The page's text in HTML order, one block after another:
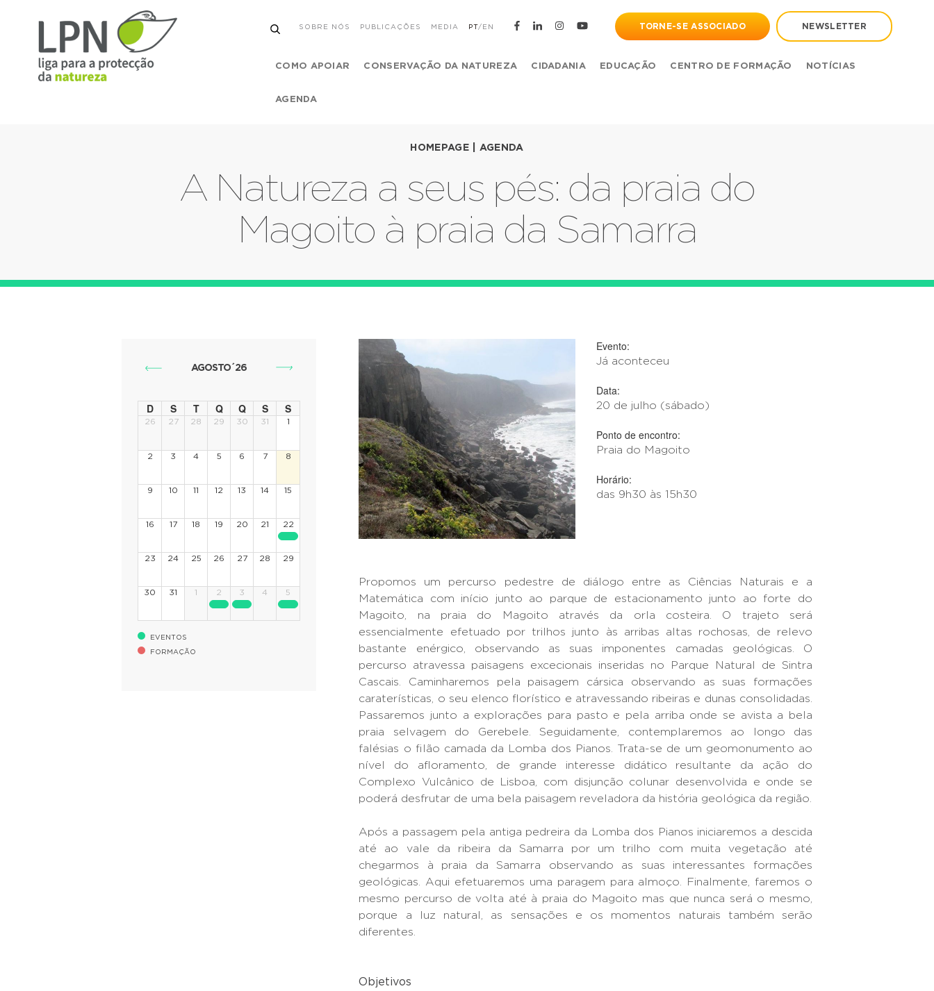
SOBRE NÓS PUBLICAÇÕES MEDIA PT/ EN TORNE-SE ASSOCIADO NEWSLETTER
COMO APOIAR CONSERVAÇÃO DA NATUREZA CIDADANIA EDUCAÇÃO CENTRO DE FORMAÇÃO NOTÍCIAS
AGENDA
HOMEPAGE| AGENDA
A Natureza a seus pés: da praia do
Magoito à praia da Samarra
AGOSTO´26
D S T Q Q S S
26 27 28 29 30 31 1
2 3 4 5 6 7 8
9 10 11 12 13 14 15
16 17 18 19 20 21 22
23 24 25 26 27 28 29
30 31 1 2 3 4 5
EVENTOS
FORMAÇÃO
Evento:
Já aconteceu
Data:
20 de julho (sábado)
Ponto de encontro:
Praia do Magoito
Horário:
das 9h30 às 15h30
Propomos um percurso pedestre de diálogo entre as Ciências Naturais e a
Matemática com início junto ao parque de estacionamento junto ao forte do
Magoito, na praia do Magoito através da orla costeira. O trajeto será
essencialmente efetuado por trilhos junto às arribas altas rochosas, de relevo
bastante enérgico, observando as suas imponentes camadas geológicas. O
percurso atravessa paisagens excecionais inseridas no Parque Natural de Sintra
Cascais. Caminharemos pela paisagem cársica observando as suas formações
caraterísticas, o seu elenco florístico e atravessando ribeiras e dunas consolidadas.
Passaremos junto a explorações para pasto e pela arriba onde se avista a bela
praia selvagem do Gerebele. Seguidamente, contemplaremos ao longo das
falésias o filão camada da Lomba dos Pianos. Trata-se de um geomonumento ao
nível do afloramento, de grande interesse didático resultante da ação do
Complexo Vulcânico de Lisboa, com disjunção colunar desenvolvida e onde se
poderá desfrutar de uma bela paisagem reveladora da história geológica da região.
Após a passagem pela antiga pedreira da Lomba dos Pianos iniciaremos a descida
até ao vale da ribeira da Samarra por um trilho com muita vegetação até
chegarmos à praia da Samarra observando as suas interessantes formações
geológicas. Aqui efetuaremos uma paragem para almoço. Finalmente, faremos o
mesmo percurso de volta até à praia do Magoito mas que nunca será o mesmo,
porque a luz natural, as sensações e os momentos naturais também serão
diferentes.
Objetivos